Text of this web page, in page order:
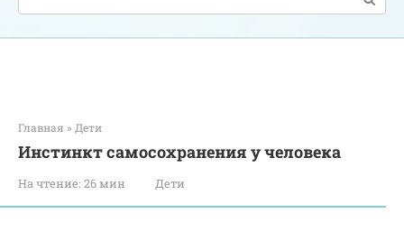
Главная » Дети
Инстинкт самосохранения у человека
На чтение: 26 мин Дети